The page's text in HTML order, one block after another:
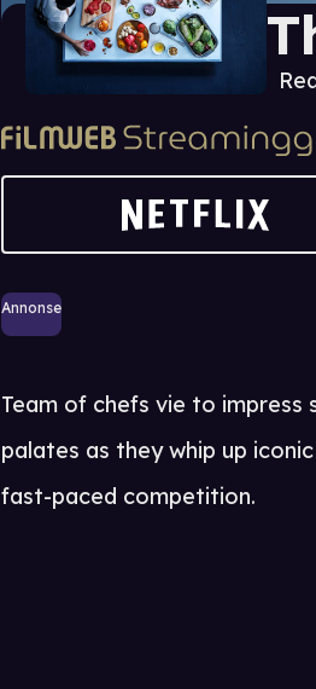
Annonse
Team of chefs vie to
palates as they whip up
fast-paced competition.